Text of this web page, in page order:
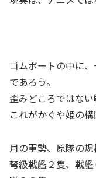
ゴムボートの中に
であろう。
歪みどころではない
これがかぐや姫の構
月の軍勢、原隊の規
弩級戦艦２隻、戦